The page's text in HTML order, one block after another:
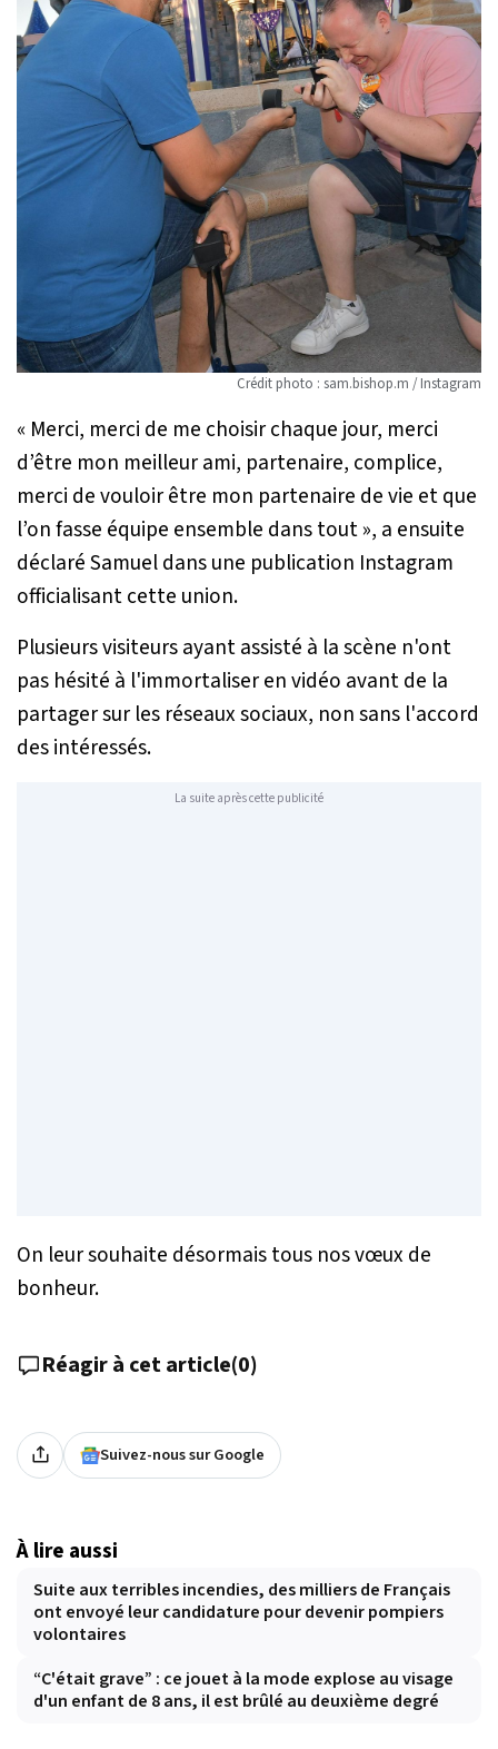
Crédit photo : sam.bishop.m / Instagram
« Merci, merci de me choisir chaque jour, merci
d’être mon meilleur ami, partenaire, complice,
merci de vouloir être mon partenaire de vie et que
l’on fasse équipe ensemble dans tout», a ensuite
déclaré Samuel dans une publication Instagram
officialisant cette union.
Plusieurs visiteurs ayant assisté à la scène n'ont
pas hésité à l'immortaliser en vidéo avant de la
partager sur les réseaux sociaux, non sans l'accord
des intéressés.
La suite après cette publicité
On leur souhaite désormais tous nos vœux de
bonheur.
Réagir à cet article(0)
Suivez-nous sur Google
À lire aussi
Suite aux terribles incendies, des milliers de Français
ont envoyé leur candidature pour devenir pompiers
volontaires
“C'était grave” : ce jouet à la mode explose au visage
d'un enfant de 8 ans, il est brûlé au deuxième degré